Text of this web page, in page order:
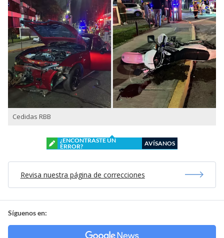
Cedidas RBB
¿ENCONTRASTE UN
ERROR?
AVÍSANOS
Revisa nuestra página de correcciones
Síguenos en: